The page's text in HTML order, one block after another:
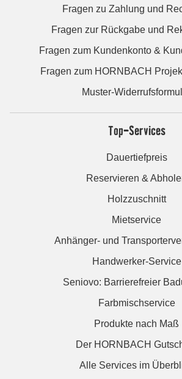
Fragen zu Zahlung und
Fragen zur Rückgabe und
Fragen zum Kundenkonto &
Fragen zum HORNBACH
Muster-
Top-Services
Dauertiefpreis
Reservieren &
Holzzuschnitt
Mietservice
Anhänger- und
Handwerker-Service
Seniovo: Barrierefreier
Farbmischservice
Produkte nach Maß
Der HORNBACH
Alle Services im